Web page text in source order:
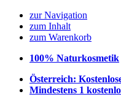
zur Navigation
zum Inhalt
zum Warenkorb
100% Naturkosmetik
Österreich:
Mindestens 1